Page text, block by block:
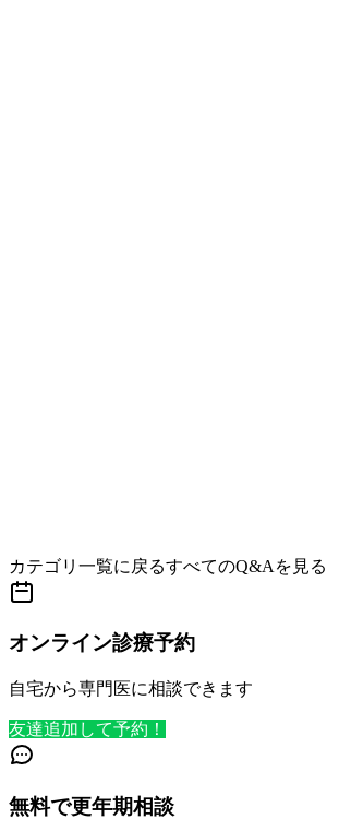
カテゴリ一覧に戻るすべてのQ&Aを見る
オンライン診療予約
自宅から専門医に相談できます
友達追加して予約！
無料で更年期相談